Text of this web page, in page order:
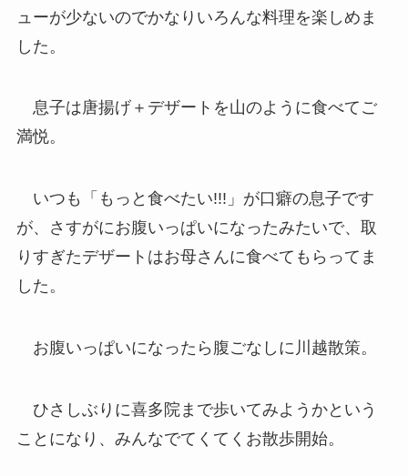
ューが少ないのでかなりいろんな料理を楽しめま
した。
息子は唐揚げ＋デザートを山のように食べてご
満悦。
いつも「もっと食べたい!!!」が口癖の息子です
が、さすがにお腹いっぱいになったみたいで、取
りすぎたデザートはお母さんに食べてもらってま
した。
お腹いっぱいになったら腹ごなしに川越散策。
ひさしぶりに喜多院まで歩いてみようかという
ことになり、みんなでてくてくお散歩開始。